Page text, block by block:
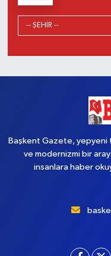
Başkent Gazete, yepyeni
ve modernizmi bir
insanlara haber